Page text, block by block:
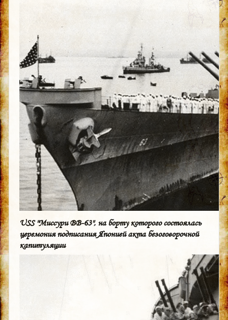
USS "Миссури BB-63", на борту которого состоялась
церемония подписания Японией акта безоговорочной
капитуляции